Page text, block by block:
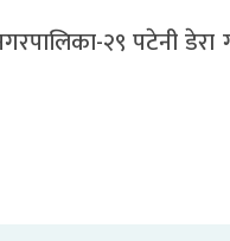
२९ पटेनी डेरा